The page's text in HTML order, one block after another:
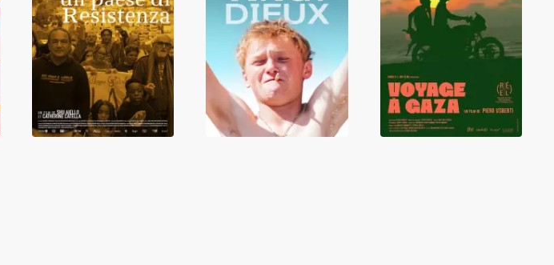
Un paese di
resistenza
Vingt dieux Voyage à Gaza